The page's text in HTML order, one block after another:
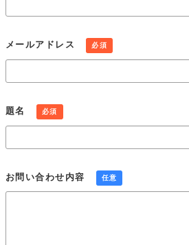
個人情報の開示・訂正・利用停止・消去
当社は、本人が個人情報について、開示・訂
去などを求める権利を有していることを認識
窓口を設置して、これらの要求ある場合には
当社は、業務上使用する個人情報について適
るとともに、業務上の個人情報の適正な取り
当社は、この個人情報保護方針を実行するた
社内ルールを策定し、これを研修・教育を通
メールアドレス 必須
題名 必須
お問い合わせ内容 任意